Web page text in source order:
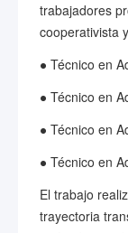
trabajadores
cooperativista
● Técnico en
● Técnico en
● Técnico en
● Técnico en
El trabajo
trayectoria